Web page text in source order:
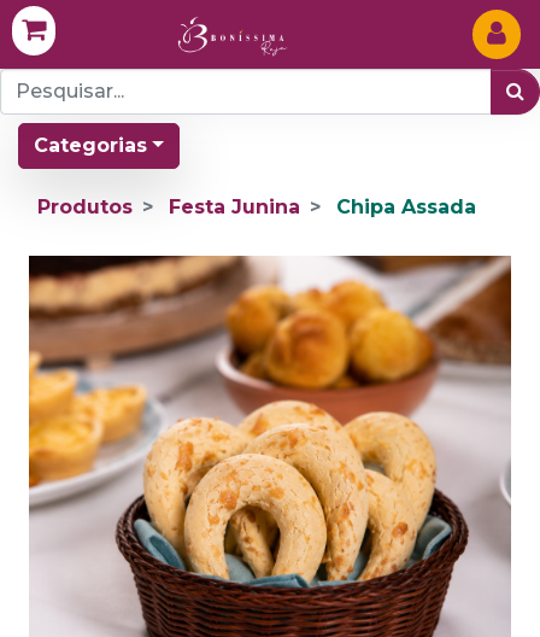
Categorias
Produtos Festa Junina Chipa Assada